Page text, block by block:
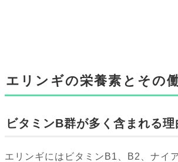
エリンギの栄養素とその
ビタミンB群が多く含まれる理
エリンギにはビタミンB1、B2、ナイ